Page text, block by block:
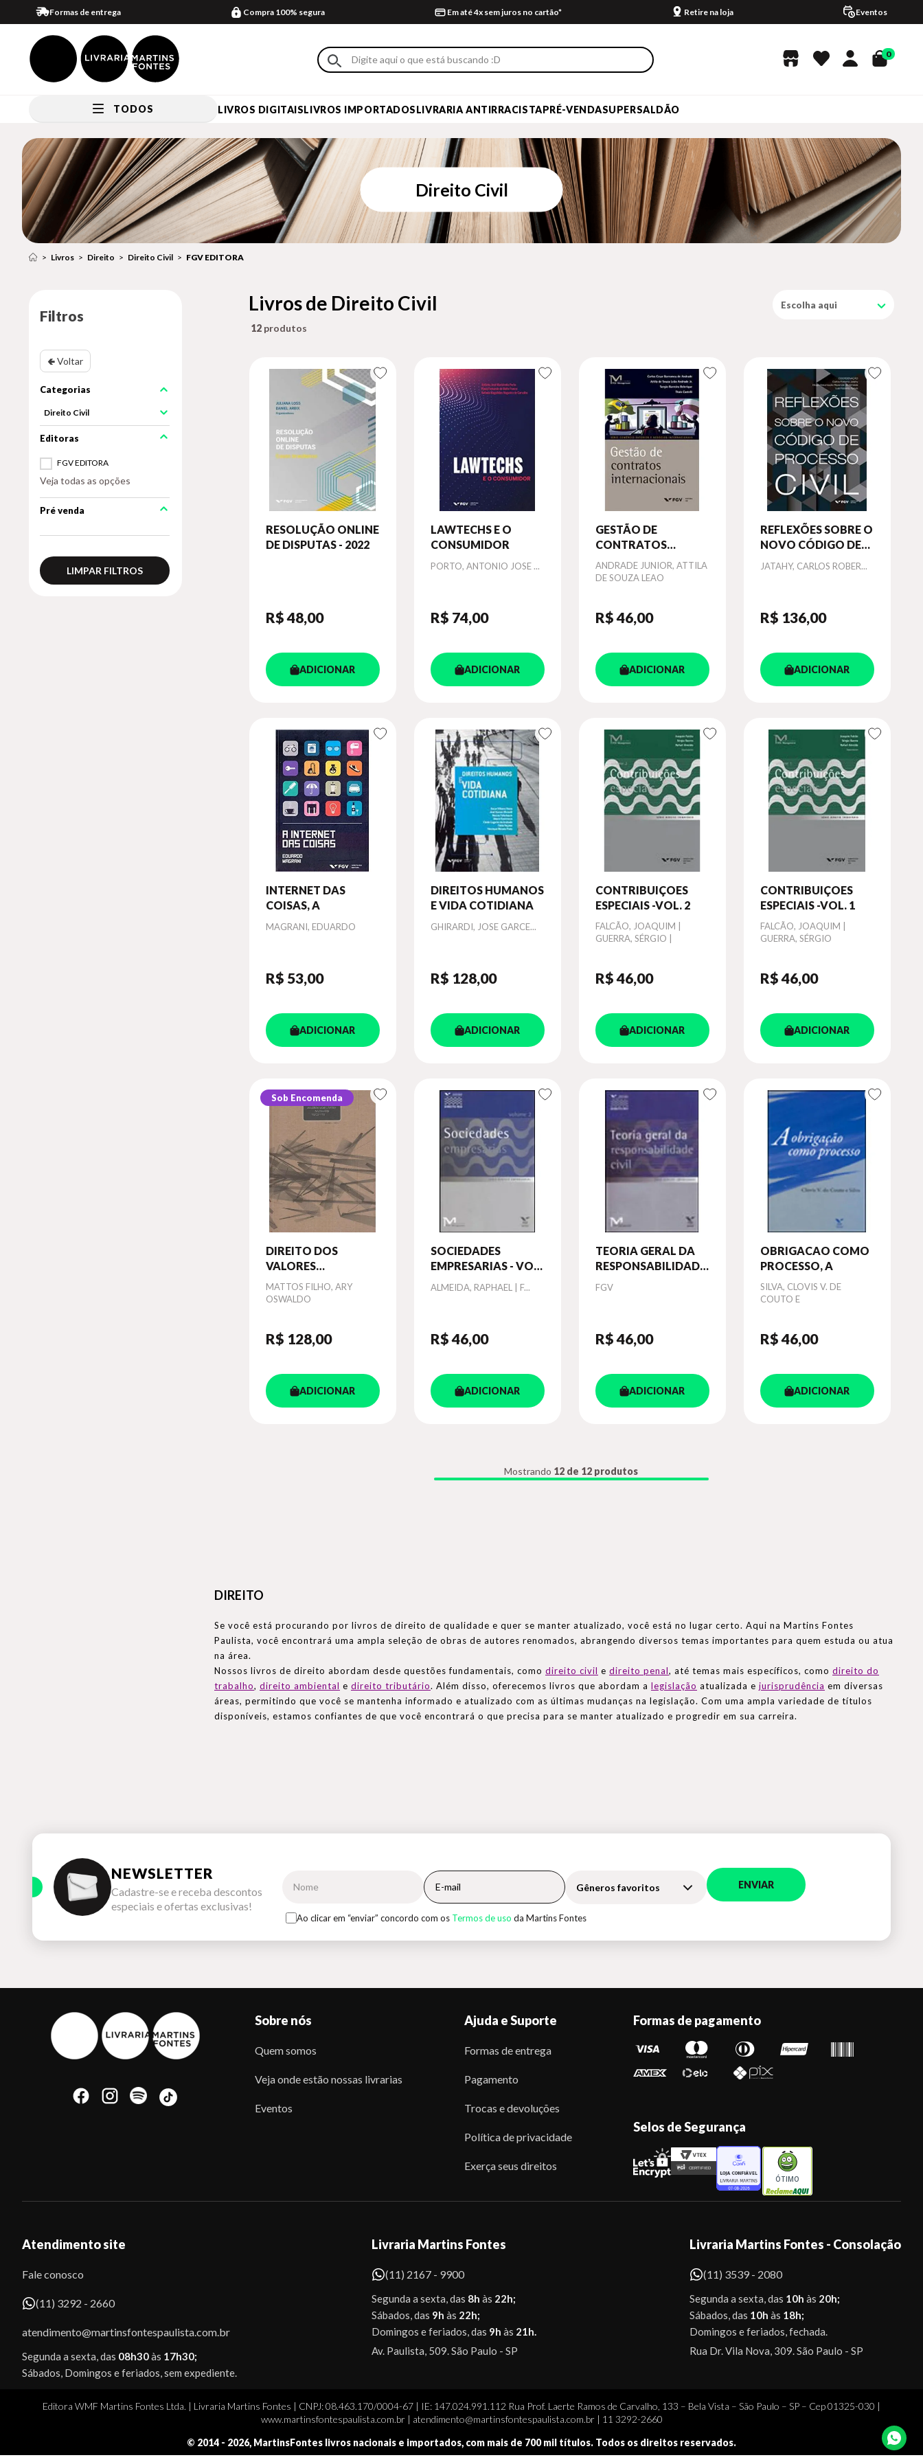
Formas de entrega Compra 100% segura Em até 4x sem juros no cartão* Retire na loja Eventos
0
TODOS LIVROS DIGITAISLIVROS IMPORTADOSLIVRARIA ANTIRRACISTAPRÉ-VENDASUPERSALDÃO
Direito Civil
Livros Direito Direito Civil FGV EDITORA
Filtros
🢀 Voltar
Direito Civil
FGV EDITORA
Veja todas as opções
Pré venda
LIMPAR FILTROS
Livros de Direito Civil Escolha aqui
12
RESOLUÇÃO ONLINE
DE DISPUTAS - 2022
R$ 48,00
ADICIONAR
LAWTECHS E O
CONSUMIDOR
Autor
PORTO, ANTONIO JOSE ...
R$ 74,00
ADICIONAR
GESTÃO DE
CONTRATOS
INTERNACIONAIS
Autor
ANDRADE JUNIOR, ATTILA
DE SOUZA LEAO
R$ 46,00
ADICIONAR
REFLEXÕES SOBRE O
NOVO CÓDIGO DE
PROCESSO CIVIL
Autor
JATAHY, CARLOS ROBER...
R$ 136,00
ADICIONAR
INTERNET DAS
COISAS, A
Autor
MAGRANI, EDUARDO
R$ 53,00
ADICIONAR
DIREITOS HUMANOS
E VIDA COTIDIANA
Autor
GHIRARDI, JOSE GARCE...
R$ 128,00
ADICIONAR
CONTRIBUIÇOES
ESPECIAIS -VOL. 2
Autor
FALCÃO, JOAQUIM |
GUERRA, SÉRGIO |
R$ 46,00
ADICIONAR
CONTRIBUIÇOES
ESPECIAIS -VOL. 1
Autor
FALCÃO, JOAQUIM |
GUERRA, SÉRGIO
R$ 46,00
ADICIONAR
Sob Encomenda
DIREITO DOS
VALORES
MOBILIARIOS - VOL.
1 - TOMO 2
Autor
MATTOS FILHO, ARY
OSWALDO
R$ 128,00
ADICIONAR
SOCIEDADES
EMPRESARIAS - VOL.
2
Autor
ALMEIDA, RAPHAEL | F...
R$ 46,00
ADICIONAR
TEORIA GERAL DA
RESPONSABILIDADE
CIVIL - COLEÇAO
Autor
FGV
R$ 46,00
ADICIONAR
OBRIGACAO COMO
PROCESSO, A
Autor
SILVA, CLOVIS V. DE
COUTO E
R$ 46,00
ADICIONAR
Mostrando 12 de 12 produtos
DIREITO
Se você está procurando por livros de direito de qualidade e quer se manter atualizado, você está no lugar certo. Aqui na Martins Fontes
Paulista, você encontrará uma ampla seleção de obras de autores renomados, abrangendo diversos temas importantes para quem estuda ou atua
na área.
Nossos livros de direito abordam desde questões fundamentais, como direito civil e direito penal, até temas mais específicos, como direito do
trabalho, direito ambiental e direito tributário. Além disso, oferecemos livros que abordam a legislação atualizada e jurisprudência em diversas
áreas, permitindo que você se mantenha informado e atualizado com as últimas mudanças na legislação. Com uma ampla variedade de títulos
disponíveis, estamos confiantes de que você encontrará o que precisa para se manter atualizado e progredir em sua carreira.
NEWSLETTER
Cadastre-se e receba descontos
especiais e ofertas exclusivas!
Gêneros favoritos ENVIAR
Ao clicar em “enviar” concordo com os Termos de uso da Martins Fontes
Sobre nós
Quem somos
Veja onde estão nossas livrarias
Eventos
Ajuda e Suporte
Formas de entrega
Pagamento
Trocas e devoluções
Política de privacidade
Exerça seus direitos
Formas de pagamento
Selos de Segurança
ÓTIMO
Atendimento site
Fale conosco
(11) 3292 - 2660
atendimento@martinsfontespaulista.com.br
Segunda a sexta, das 08h30às 17h30;
Sábados, Domingos e feriados, sem expediente.
Livraria Martins Fontes
(11) 2167 - 9900
Segunda a sexta, das 8h às 22h;
Sábados, das 9h às 22h;
Domingos e feriados, das 9h às 21h.
Av. Paulista, 509. São Paulo - SP
Livraria Martins Fontes - Consolação
(11) 3539 - 2080
Segunda a sexta, das 10h às 20h;
Sábados, das 10h às 18h;
Domingos e feriados, fechada.
Rua Dr. Vila Nova, 309. São Paulo - SP
Editora WMF Martins Fontes Ltda. | Livraria Martins Fontes | CNPJ: 08.463.170/0004-67 | IE: 147.024.991.112 Rua Prof. Laerte Ramos de Carvalho, 133 – Bela Vista – São Paulo – SP – Cep 01325-030 |
www.martinsfontespaulista.com.br | atendimento@martinsfontespaulista.com.br | 11 3292-2660
© 2014 - 2026, MartinsFontes livros nacionais e importados, com mais de 700 mil títulos. Todos os direitos reservados.